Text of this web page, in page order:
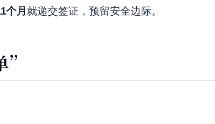
个月 就递交签证，预留安全边际。
”